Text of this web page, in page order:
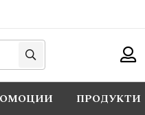
Търси
ПРОДУКТИ